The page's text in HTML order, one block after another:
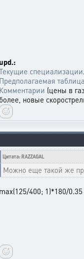
upd.:
специализации.
Предполагаемая
Комментарии (цены в
более, новые
Цитата: RAZZAGAL
Можно еще такой же
max(125/400; 1)*180/